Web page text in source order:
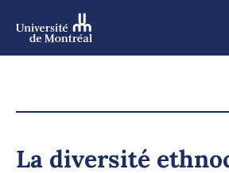
La diversité